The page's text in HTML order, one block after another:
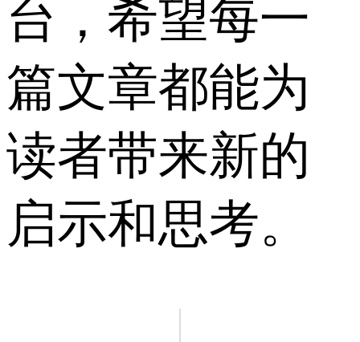
台，希望每一
篇文章都能为
读者带来新的
启示和思考。